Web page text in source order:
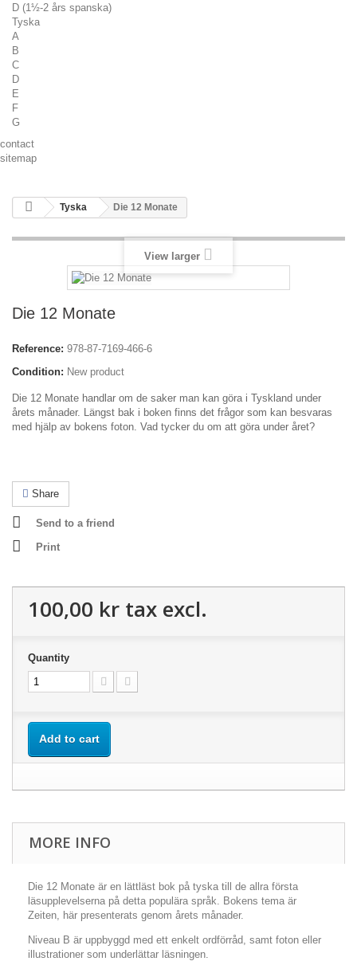
D (1½-2 års spanska)
Tyska
A
B
C
D
E
F
G
contact
sitemap
Tyska Die 12 Monate
View larger
Die 12 Monate
Reference: 978-87-7169-466-6
Condition: New product
Die 12 Monate handlar om de saker man kan göra i Tyskland under
årets månader. Längst bak i boken finns det frågor som kan besvaras
med hjälp av bokens foton. Vad tycker du om att göra under året?
Share
Send to a friend
Print
100,00 kr tax excl.
Quantity
Add to cart
MORE INFO
Die 12 Monate är en lättläst bok på tyska till de allra första
läsupplevelserna på detta populära språk. Bokens tema är
Zeiten, här presenterats genom årets månader.
Niveau B är uppbyggd med ett enkelt ordförråd, samt foton eller
illustrationer som underlättar läsningen.